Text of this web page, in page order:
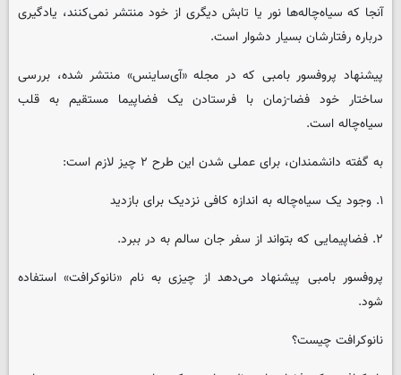
آنجا که سیاه‌چاله‌ها نور یا تابش دیگری از خود منتشر نمی‌کنند، یادگیری
درباره رفتارشان بسیار دشوار است.
پیشنهاد پروفسور بامبی که در مجله «آی‌ساینس» منتشر شده، بررسی
ساختار خود فضا-زمان با فرستادن یک فضاپیما مستقیم به قلب
سیاه‌چاله است.
به گفته دانشمندان، برای عملی شدن این طرح ۲ چیز لازم است:
۱. وجود یک سیاه‌چاله به اندازه کافی نزدیک برای بازدید
۲. فضاپیمایی که بتواند از سفر جان سالم به در ببرد.
پروفسور بامبی پیشنهاد می‌دهد از چیزی به نام «نانوکرافت» استفاده
شود.
نانوکرافت چیست؟